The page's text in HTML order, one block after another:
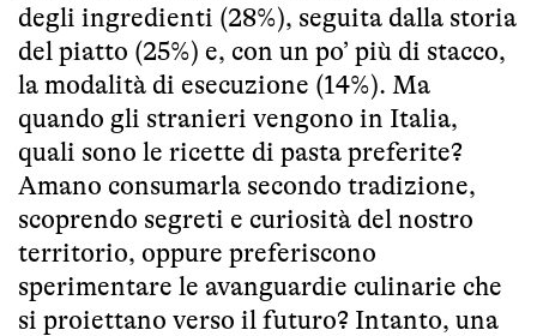
degli ingredienti (28%), seguita dalla storia
del piatto (25%) e, con un po’ più di stacco,
la modalità di esecuzione (14%). Ma
quando gli stranieri vengono in Italia,
quali sono le ricette di pasta preferite?
Amano consumarla secondo tradizione,
scoprendo segreti e curiosità del nostro
territorio, oppure preferiscono
sperimentare le avanguardie culinarie che
si proiettano verso il futuro? Intanto, una